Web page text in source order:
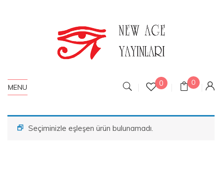
MENU 0 0
Seçiminizle eşleşen ürün bulunamadı.